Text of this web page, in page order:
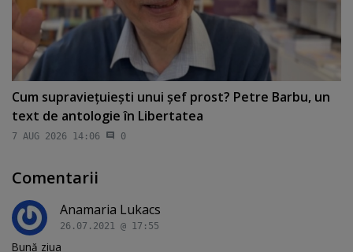
Cum supravieţuieşti unui şef prost? Petre Barbu, un
text de antologie în Libertatea
7 AUG 2026 14:06 0
Comentarii
Anamaria Lukacs
26.07.2021 @ 17:55
Bună ziua